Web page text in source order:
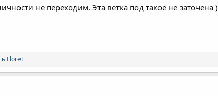
не переходим. Эта ветка под такое не заточена )
Floret